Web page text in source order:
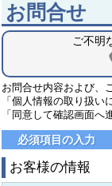
お問合せ
ご不明
お問合せ内容および、
「個人情報の取り扱い
「同意して確認画面へ
必須項目の入力
お客様の情報